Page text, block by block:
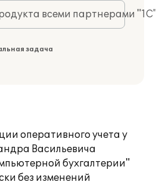
всеми партнерами
задача
оперативного учета у
Васильевича
бухгалтерии"
без изменений